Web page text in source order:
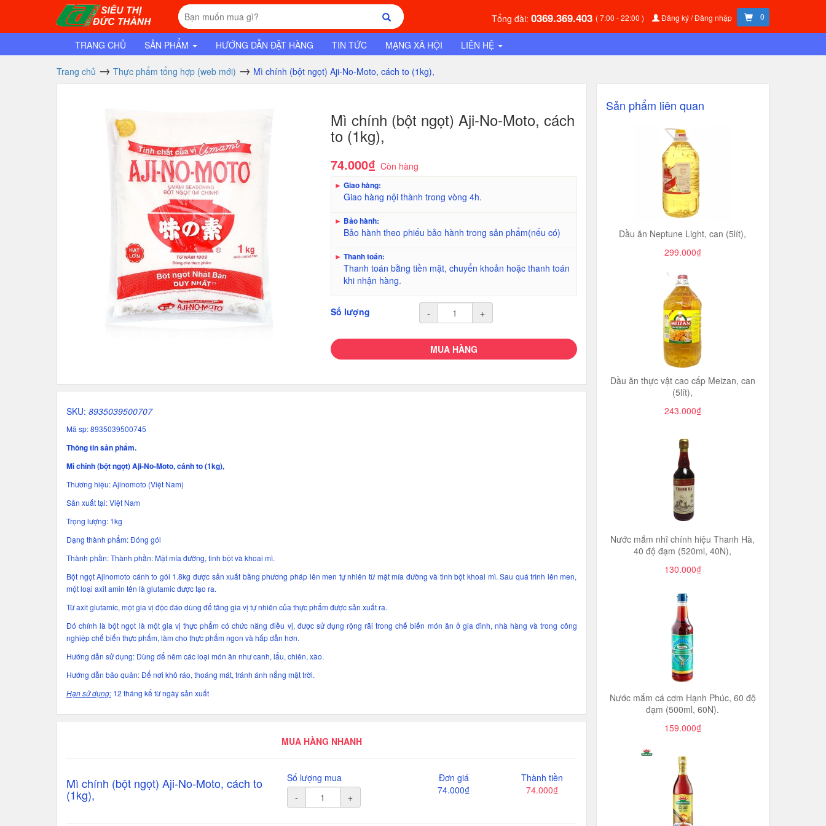
Tổng đài: 0369.369.403 ( 7:00 - 22:00 ) Đăng ký / Đăng nhập 0
TRANG CHỦ SẢN PHẨM HƯỚNG DẪN ĐẶT HÀNG TIN TỨC MẠNG XÃ HỘI LIÊN HỆ
Trang chủ Thực phẩm tổng hợp (web mới) Mì chính (bột ngọt) Aji-No-Moto, cách to (1kg),
Mì chính (bột ngọt) Aji-No-Moto, cách
to (1kg),
74.000₫ Còn hàng
► Giao hàng:
Giao hàng nội thành trong vòng 4h.
► Bảo hành:
Bảo hành theo phiếu bảo hành trong sản phẩm(nếu có)
► Thanh toán:
Thanh toán bằng tiền mặt, chuyển khoản hoặc thanh toán
khi nhận hàng.
Số lượng - +
MUA HÀNG
SKU: 8935039500707
Mã sp: 8935039500745
Thông tin sản phẩm.
Mì chính (bột ngọt) Aji-No-Moto, cánh to (1kg),
Thương hiệu: Ajinomoto (Việt Nam)
Sản xuất tại: Việt Nam
Trọng lượng: 1kg
Dạng thành phẩm: Đóng gói
Thành phần: Thành phần: Mật mía đường, tinh bột và khoai mì.
Bột ngọt Ajinomoto cánh to gói 1.8kg được sản xuất bằng phương pháp lên men tự nhiên từ mật mía đường và tinh bột khoai mì. Sau quá trình lên men,
một loại axit amin tên là glutamic được tạo ra.
Từ axit glutamic, một gia vị độc đáo dùng để tăng gia vị tự nhiên của thực phẩm được sản xuất ra.
Đó chính là bột ngọt là một gia vị thực phẩm có chức năng điều vị, được sử dụng rộng rãi trong chế biến món ăn ở gia đình, nhà hàng và trong công
nghiệp chế biến thực phẩm, làm cho thực phẩm ngon và hấp dẫn hơn.
Hướng dẫn sử dụng: Dùng để nêm các loại món ăn như canh, lẩu, chiên, xào.
Hướng dẫn bảo quản: Để nơi khô ráo, thoáng mát, tránh ánh nắng mặt trời.
Hạn sử dụng: 12 tháng kể từ ngày sản xuất
MUA HÀNG NHANH
Mì chính (bột ngọt) Aji-No-Moto, cách to
(1kg),
Số lượng mua
-
+
Đơn giá
74.000₫
Thành tiền
74.000₫
Sản phẩm liên quan
Dầu ăn Neptune Light, can (5lít),
299.000₫
Dầu ăn thực vật cao cấp Meizan, can
(5lít),
243.000₫
Nước mắm nhĩ chính hiệu Thanh Hà,
40 độ đạm (520ml, 40N),
130.000₫
Nước mắm cá cơm Hạnh Phúc, 60 độ
đạm (500ml, 60N).
159.000₫